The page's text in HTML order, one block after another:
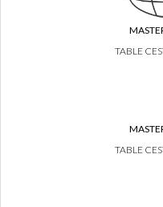
TABLE
TABLE